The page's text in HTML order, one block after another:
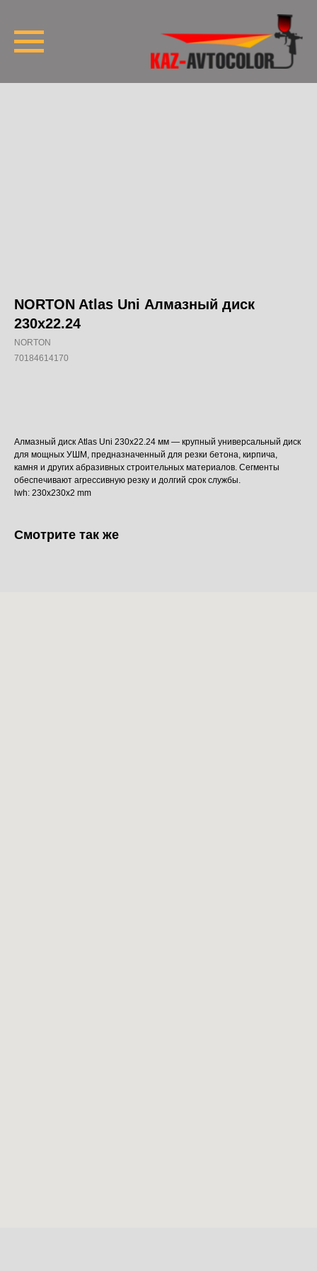
NORTON Atlas Uni Алмазный диск
230x22.24
NORTON
70184614170
Алмазный диск Atlas Uni 230x22.24 мм — крупный универсальный диск
для мощных УШМ, предназначенный для резки бетона, кирпича,
камня и других абразивных строительных материалов. Сегменты
обеспечивают агрессивную резку и долгий срок службы.
lwh: 230x230x2 mm
Смотрите так же